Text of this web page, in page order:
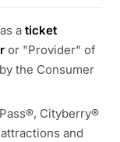
a ticket
or "Provider" of
the Consumer
Cityberry®
and